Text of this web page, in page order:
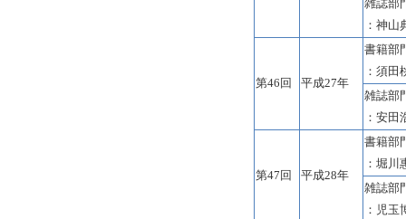
雑誌部
：神山
第46回 平成27年
書籍部
：須田
雑誌部
：安田
第47回 平成28年
書籍部
：堀川
雑誌部
：児玉